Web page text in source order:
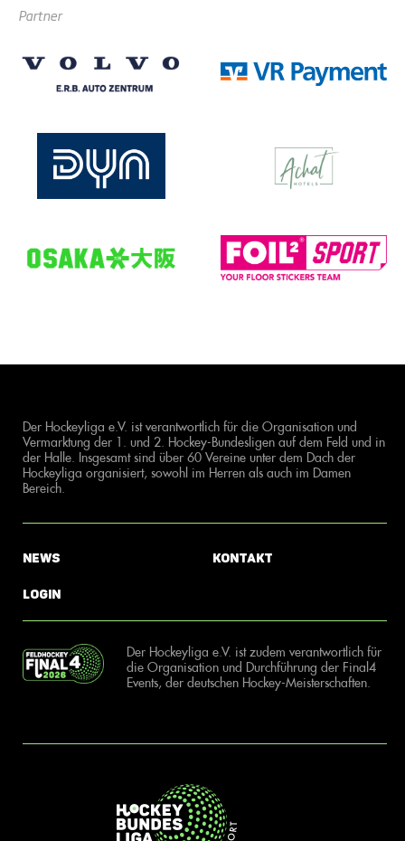
Partner
Der Hockeyliga e.V. ist verantwortlich für die Organisation und
Vermarktung der 1. und 2. Hockey-Bundesligen auf dem Feld und in
der Halle. Insgesamt sind über 60 Vereine unter dem Dach der
Hockeyliga organisiert, sowohl im Herren als auch im Damen
Bereich.
News
Login
Kontakt
Der Hockeyliga e.V. ist zudem verantwortlich für
die Organisation und Durchführung der Final4
Events, der deutschen Hockey-Meisterschaften.